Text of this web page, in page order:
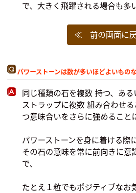
で、大きく飛躍される場合も多
≪ 前の画面に
パワーストーンは数が多いほどよいもの
同じ種類の石を複数 持つ、あ
ストラップに複数 組み合わせ
つ意味合いをさらに強めること
パワーストーンを身に着ける際
その石の意味を常に前向きに意
で、
たとえ１粒でもポジティブなお